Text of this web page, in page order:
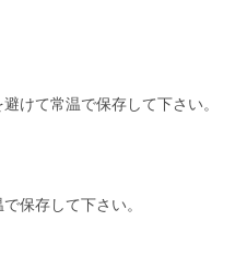
けて常温で保存して下さい。
保存して下さい。